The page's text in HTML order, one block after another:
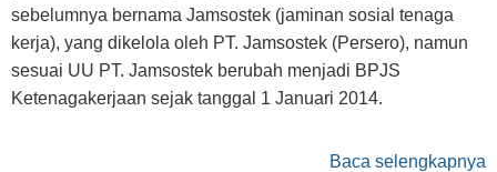
sebelumnya bernama Jamsostek (jaminan sosial tenaga
kerja), yang dikelola oleh PT. Jamsostek (Persero), namun
sesuai UU PT. Jamsostek berubah menjadi BPJS
Ketenagakerjaan sejak tanggal 1 Januari 2014.
Baca selengkapnya